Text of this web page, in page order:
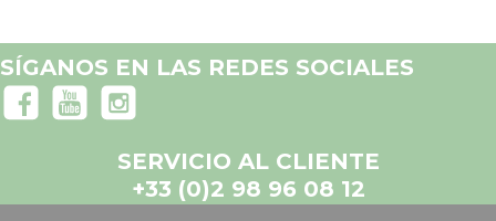
SÍGANOS EN LAS REDES SOCIALES
SERVICIO AL CLIENTE
+33 (0)2 98 96 08 12